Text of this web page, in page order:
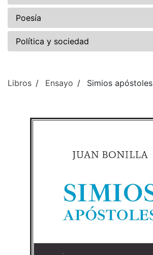
Poesía
Política y sociedad
Libros Ensayo Simios apóstoles